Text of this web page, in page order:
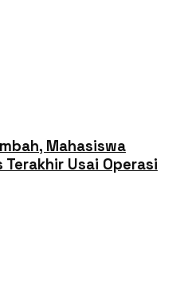
Mahasiswa
Terakhir Usai Operasi